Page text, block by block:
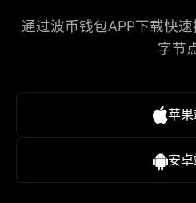
通过波币钱包APP下载快
字节
苹果
安卓